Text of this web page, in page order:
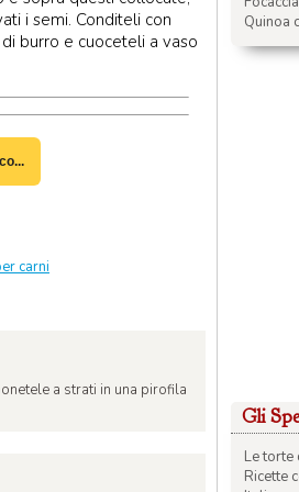
i semi. Conditeli con
burro e cuoceteli a vaso
carni
a strati in una pirofila
Quinoa
Gli
Le torte
Ricette